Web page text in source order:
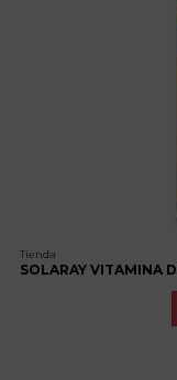
Tienda
SOLARAY VITAMINA